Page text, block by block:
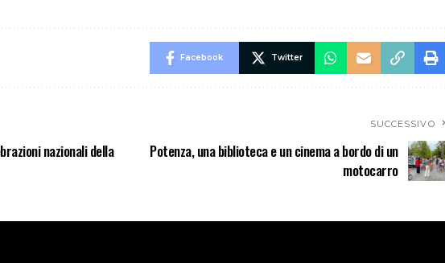
Facebook Twitter
nazionali della
SUCCESSIVO
Potenza, una biblioteca e un cinema a bordo di un
motocarro